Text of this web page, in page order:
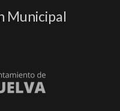
Municipal